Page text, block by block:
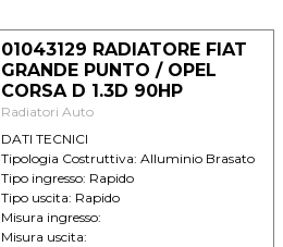
01043129 RADIATORE FIAT
GRANDE PUNTO / OPEL
CORSA D 1.3D 90HP
Radiatori Auto
DATI TECNICI
Tipologia Costruttiva: Alluminio Brasato
Tipo ingresso: Rapido
Tipo uscita: Rapido
Misura ingresso:
Misura uscita: